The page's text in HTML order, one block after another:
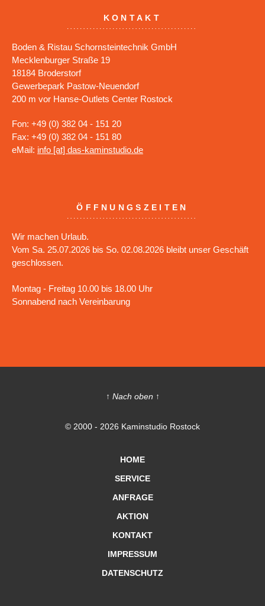
KONTAKT
Boden & Ristau Schornsteintechnik GmbH
Mecklenburger Straße 19
18184 Broderstorf
Gewerbepark Pastow-Neuendorf
200 m vor Hanse-Outlets Center Rostock
Fon: +49 (0) 382 04 - 151 20
Fax: +49 (0) 382 04 - 151 80
eMail: info [at] das-kaminstudio.de
ÖFFNUNGSZEITEN
Wir machen Urlaub.
Vom Sa. 25.07.2026 bis So. 02.08.2026 bleibt unser Geschäft
geschlossen.
Montag - Freitag 10.00 bis 18.00 Uhr
Sonnabend nach Vereinbarung
↑ Nach oben ↑
© 2000 - 2026 Kaminstudio Rostock
HOME
SERVICE
ANFRAGE
AKTION
KONTAKT
IMPRESSUM
DATENSCHUTZ